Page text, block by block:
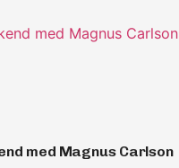
med Magnus Carlson